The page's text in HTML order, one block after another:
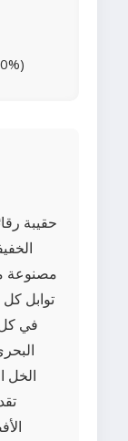
حقيبة
مصنوعة
توابل كل
في
الخل